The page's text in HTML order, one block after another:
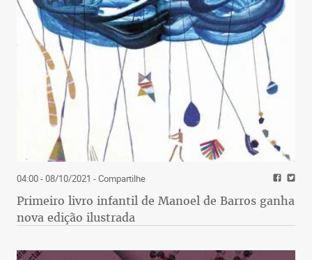
04:00 - 08/10/2021 - Compartilhe
Primeiro livro infantil de Manoel de Barros ganha
nova edição ilustrada